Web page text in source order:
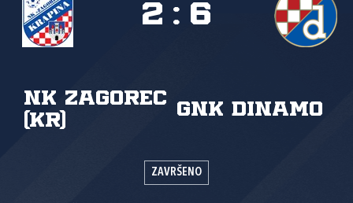
NK Zagorec
(Kr)
GNK Dinamo
2 : 6
ZAVRŠENO